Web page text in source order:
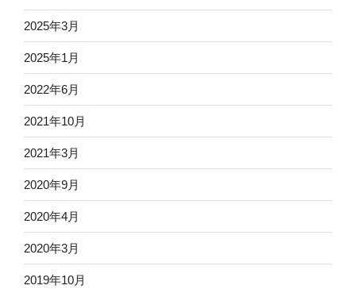
2025年3月
2025年1月
2022年6月
2021年10月
2021年3月
2020年9月
2020年4月
2020年3月
2019年10月